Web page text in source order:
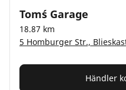
Tom´s Garage
18.87 km
5 Homburger Str.,
Händler